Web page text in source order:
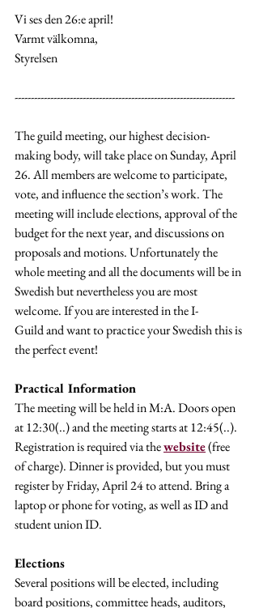
Vi ses den 26:e april!
Varmt välkomna,
Styrelsen
--------------------------------------------------------------------
The guild meeting, our highest decision-
making body, will take place on Sunday, April
26. All members are welcome to participate,
vote, and influence the section’s work. The
meeting will include elections, approval of the
budget for the next year, and discussions on
proposals and motions. Unfortunately the
whole meeting and all the documents will be in
Swedish but nevertheless you are most
welcome. If you are interested in the I-
Guild and want to practice your Swedish this is
the perfect event!
Practical Information
The meeting will be held in M:A. Doors open
at 12:30(..) and the meeting starts at 12:45(..).
Registration is required via the website (free
of charge). Dinner is provided, but you must
register by Friday, April 24 to attend. Bring a
laptop or phone for voting, as well as ID and
student union ID.
Elections
Several positions will be elected, including
board positions, committee heads, auditors,